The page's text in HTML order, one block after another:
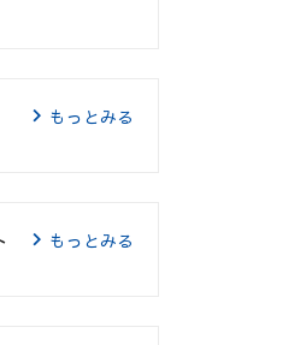
もっとみる
もっとみる